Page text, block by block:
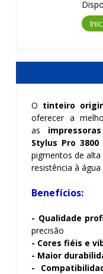
O tinteiro
oferecer a
as
Stylus Pro 3800
pigmentos de
resistência à
Benefícios:
- Qualidade
precisão
- Cores fiéis e
- Maior
-